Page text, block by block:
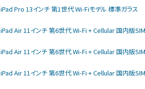
iPad Pro 13インチ 第1世代 Wi-Fiモデル 標準ガラス
iPad Air 11インチ 第6世代 Wi-Fi + Cellular 国内版
iPad Air 11インチ 第6世代 Wi-Fi + Cellular 国内版
iPad Air 11インチ 第6世代 Wi-Fi + Cellular 国内版